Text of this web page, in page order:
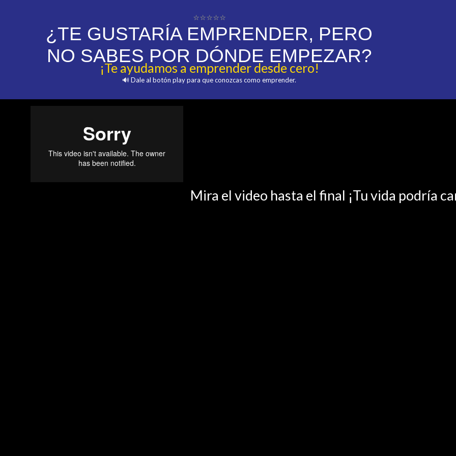
⭐⭐⭐⭐⭐
¿TE GUSTARÍA EMPRENDER, PERO
NO SABES POR DÓNDE EMPEZAR?
¡Te ayudamos a emprender desde cero!
🔊 Dale al botón play para que conozcas como emprender.
Mira el video hasta el final ¡Tu vida podría